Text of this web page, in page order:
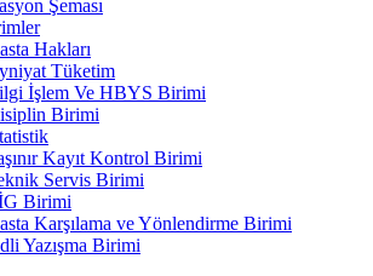
Şeması
Hakları
Tüketim
İşlem Ve HBYS Birimi
Birimi
Kayıt Kontrol Birimi
Servis Birimi
Birimi
Karşılama ve Yönlendirme Birimi
Yazışma Birimi